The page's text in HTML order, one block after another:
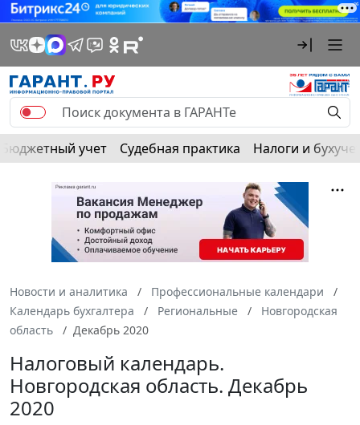
Бюджетный учет Судебная практика Налоги и
Новости и аналитика
Профессиональные календари
Календарь бухгалтера
Региональные
Новгородская
область
Декабрь 2020
Налоговый календарь.
Новгородская область. Декабрь
2020